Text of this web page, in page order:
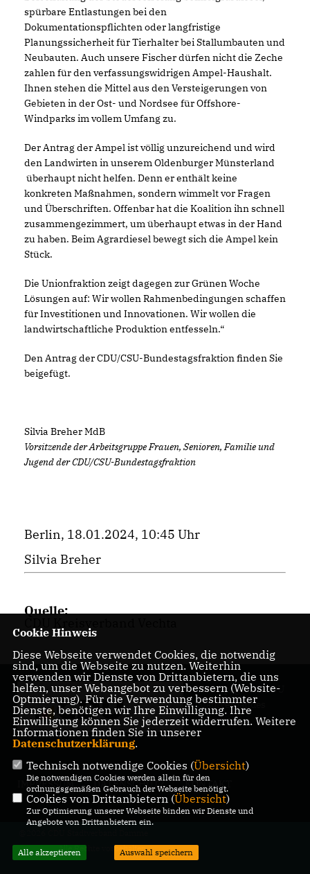
spürbare Entlastungen bei den
Dokumentationspflichten oder langfristige
Planungssicherheit für Tierhalter bei Stallumbauten und
Neubauten. Auch unsere Fischer dürfen nicht die Zeche
zahlen für den verfassungswidrigen Ampel-Haushalt.
Ihnen stehen die Mittel aus den Versteigerungen von
Gebieten in der Ost- und Nordsee für Offshore-
Windparks im vollem Umfang zu.
Der Antrag der Ampel ist völlig unzureichend und wird
den Landwirten in unserem Oldenburger Münsterland
überhaupt nicht helfen. Denn er enthält keine
konkreten Maßnahmen, sondern wimmelt vor Fragen
und Überschriften. Offenbar hat die Koalition ihn schnell
zusammengezimmert, um überhaupt etwas in der Hand
zu haben. Beim Agrardiesel bewegt sich die Ampel kein
Stück.
Die Unionfraktion zeigt dagegen zur Grünen Woche
Lösungen auf: Wir wollen Rahmenbedingungen schaffen
für Investitionen und Innovationen. Wir wollen die
landwirtschaftliche Produktion entfesseln.“
Den Antrag der CDU/CSU-Bundestagsfraktion finden Sie
beigefügt.
Silvia Breher MdB
Vorsitzende der Arbeitsgruppe Frauen, Senioren, Familie und
Jugend der CDU/CSU-Bundestagsfraktion
Berlin, 18.01.2024, 10:45 Uhr
Silvia Breher
Quelle:
Homepage des CDU
Stadtverbandes
Damme
IMPRESSUM DATENSCHUTZ KONTAKT
Alle Rechte vorbehalten.
Cookie Hinweis
Diese Webseite verwendet Cookies, die notwendig
sind, um die Webseite zu nutzen. Weiterhin
verwenden wir Dienste von Drittanbietern, die uns
helfen, unser Webangebot zu verbessern (Website-
Optmierung). Für die Verwendung bestimmter
Dienste, benötigen wir Ihre Einwilligung. Ihre
Einwilligung können Sie jederzeit widerrufen. Weitere
Informationen finden Sie in unserer
Datenschutzerklärung.
Technisch notwendige Cookies (Übersicht)
Die notwendigen Cookies werden allein für den
ordnungsgemäßen Gebrauch der Webseite benötigt.
Cookies von Drittanbietern (Übersicht)
Zur Optimierung unserer Webseite binden wir Dienste und
Angebote von Drittanbietern ein.
Alle akzeptieren Auswahl speichern